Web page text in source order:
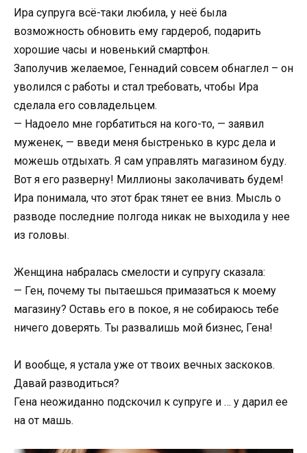
Ира супруга всё-таки любила, у неё была
возможность обновить ему гардероб, подарить
хорошие часы и новенький смартфон.
Заполучив желаемое, Геннадий совсем обнаглел – он
уволился с работы и стал требовать, чтобы Ира
сделала его совладельцем.
— Надоело мне горбатиться на кого-то, — заявил
муженек, — введи меня быстренько в курс дела и
можешь отдыхать. Я сам управлять магазином буду.
Вот я его разверну! Миллионы заколачивать будем!
Ира понимала, что этот брак тянет ее вниз. Мысль о
разводе последние полгода никак не выходила у нее
из головы.
Женщина набралась смелости и супругу сказала:
— Ген, почему ты пытаешься примазаться к моему
магазину? Оставь его в покое, я не собираюсь тебе
ничего доверять. Ты развалишь мой бизнес, Гена!
И вообще, я устала уже от твоих вечных заскоков.
Давай разводиться?
Гена неожиданно подскочил к супруге и … у дарил ее
на от машь.